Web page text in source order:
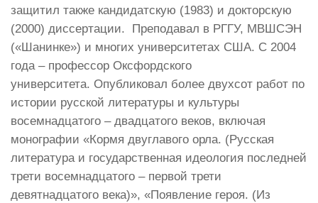
защитил также кандидатскую (1983) и докторскую
(2000) диссертации. Преподавал в РГГУ, МВШСЭН
(«Шанинке») и многих университетах США. С 2004
года – профессор Оксфордского
университета. Опубликовал более двухсот работ по
истории русской литературы и культуры
восемнадцатого – двадцатого веков, включая
монографии «Кормя двуглавого орла. (Русская
литература и государственная идеология последней
трети восемнадцатого – первой трети
девятнадцатого века)», «Появление героя. (Из